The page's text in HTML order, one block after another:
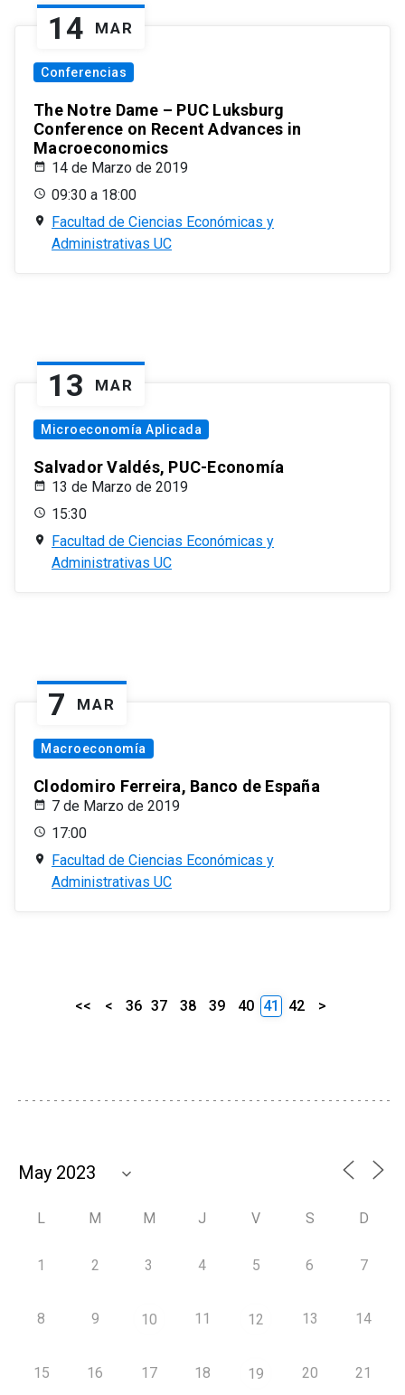
14 MAR
Conferencias
The Notre Dame – PUC Luksburg
Conference on Recent Advances in
Macroeconomics
14 de Marzo de 2019
09:30 a 18:00
Facultad de Ciencias Económicas y
Administrativas UC
13 MAR
Microeconomía Aplicada
Salvador Valdés, PUC-Economía
13 de Marzo de 2019
15:30
Facultad de Ciencias Económicas y
Administrativas UC
7 MAR
Macroeconomía
Clodomiro Ferreira, Banco de España
7 de Marzo de 2019
17:00
Facultad de Ciencias Económicas y
Administrativas UC
<< < 36 37 38 39 40 41 42 >
L M M J V S D
1 2 3 4 5 6 7
8 9 10 11 12 13 14
15 16 17 18 19 20 21